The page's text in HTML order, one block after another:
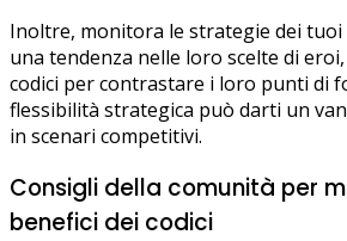
Inoltre, monitora le strategie dei tuoi
una tendenza nelle loro scelte di
codici per contrastare i loro punti di
flessibilità strategica può darti un
in scenari competitivi.
Consigli della comunità per
benefici dei codici